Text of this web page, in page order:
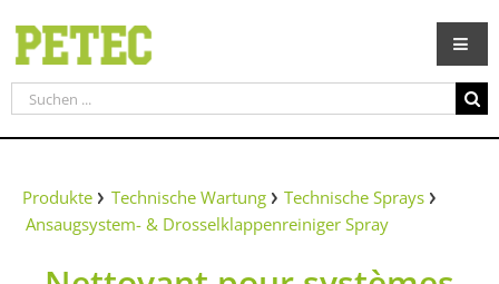
Inhalt
springen
Suche
nach:
Produkte Technische Wartung
Technische Sprays
Ansaugsystem- & Drosselklappenreiniger Spray